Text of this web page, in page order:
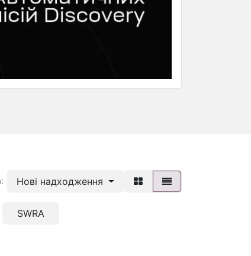
Нові надходження
SWRA